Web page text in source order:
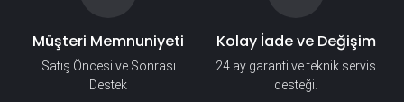
Müşteri Memnuniyeti
Satış Öncesi ve Sonrası
Destek
Kolay İade ve Değişim
24 ay garanti ve teknik servis
desteği.